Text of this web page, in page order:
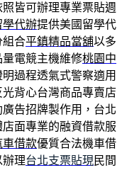
照皆可辦理專業票貼週
學代辦提供美國留學代
組合平鎮精品當舖以多
電競主機維修桃園中
過程透氣式警察適用
背心台灣商品專賣店
告招牌製作用，台北
店面專業的融資借款服
車借款優質合法機車借
理台北支票貼現 民間